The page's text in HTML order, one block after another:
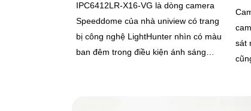
IPC6412LR-X16-VG là dòng camera
Speeddome của nhà uniview có trang
bị công nghệ LightHunter nhìn có màu
ban đêm trong điều kiện ánh sáng
sát
IR